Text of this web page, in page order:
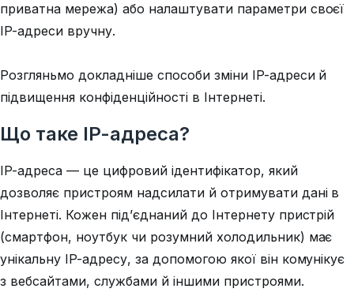
приватна мережа) або налаштувати параметри своєї
IP-адреси вручну.
Розгляньмо докладніше способи зміни IP-адреси й
підвищення конфіденційності в Інтернеті.
Що таке IP-адреса?
IP-адреса — це цифровий ідентифікатор, який
дозволяє пристроям надсилати й отримувати дані в
Інтернеті. Кожен під’єднаний до Інтернету пристрій
(смартфон, ноутбук чи розумний холодильник) має
унікальну IP-адресу, за допомогою якої він комунікує
з вебсайтами, службами й іншими пристроями.